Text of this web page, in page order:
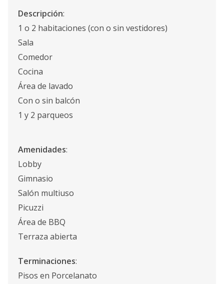
Descripción:
1 o 2 habitaciones (con o sin vestidores)
Sala
Comedor
Cocina
Área de lavado
Con o sin balcón
1 y 2 parqueos
Amenidades:
Lobby
Gimnasio
Salón multiuso
Picuzzi
Área de BBQ
Terraza abierta
Terminaciones:
Pisos en Porcelanato